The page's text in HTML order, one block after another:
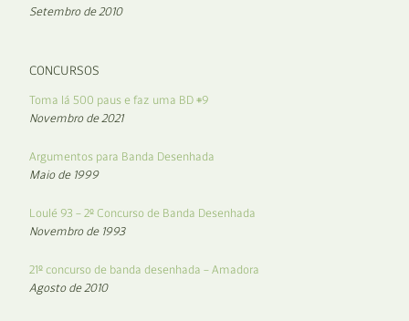
Setembro de 2010
CONCURSOS
Toma lá 500 paus e faz uma BD #9
Novembro de 2021
Argumentos para Banda Desenhada
Maio de 1999
Loulé 93 – 2º Concurso de Banda Desenhada
Novembro de 1993
21º concurso de banda desenhada – Amadora
Agosto de 2010